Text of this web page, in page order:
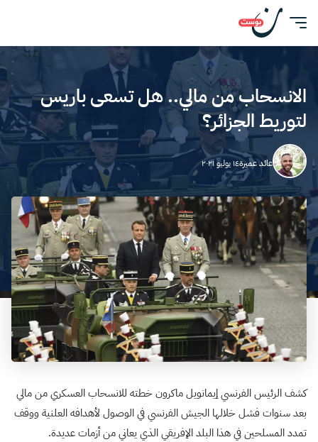
الانسحاب من مالي.. هل تسعى باريس
لتوريط الجزائر؟
عائد عميرة١٤ يوليو ٢٠٢١
كشف الرئيس الفرنسي إيمانويل ماكرون خطته للانسحاب العسكري من مالي
بعد سنوات فشل خلالها الجيش الفرنسي في الوصول لأهدافه العلنية ووقف
تمدد المسلحين في هذا البلد الإفريقي الذي يعاني من أزمات عديدة.